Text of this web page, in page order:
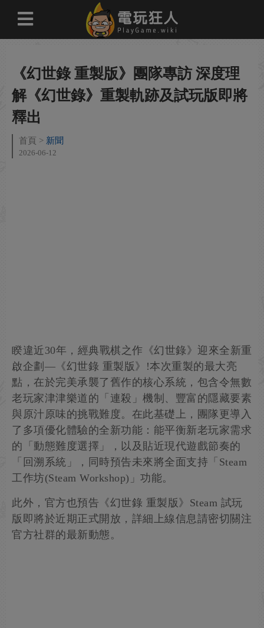
《幻世錄 重製版》團隊專訪 深度理
解《幻世錄》重製軌跡及試玩版即將
釋出
首頁 新聞
2026-06-12
睽違近30年，經典戰棋之作《幻世錄》迎來全新重
啟企劃—《幻世錄 重製版》!本次重製的最大亮
點，在於完美承襲了舊作的核心系統，包含令無數
老玩家津津樂道的「連殺」機制、豐富的隱藏要素
與原汁原味的挑戰難度。在此基礎上，團隊更導入
了多項優化體驗的全新功能：能平衡新老玩家需求
的「動態難度選擇」，以及貼近現代遊戲節奏的
「回溯系統」，同時預告未來將全面支持「Steam
工作坊(Steam Workshop)」功能。
此外，官方也預告《幻世錄 重製版》Steam 試玩
版即將於近期正式開放，詳細上線信息請密切關注
官方社群的最新動態。